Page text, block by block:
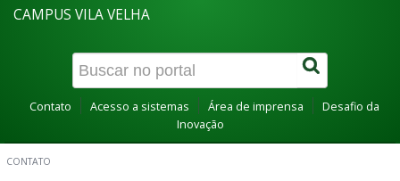
CAMPUS VILA VELHA
Contato Acesso a sistemas Área de imprensa
Desafio da
Inovação
CONTATO